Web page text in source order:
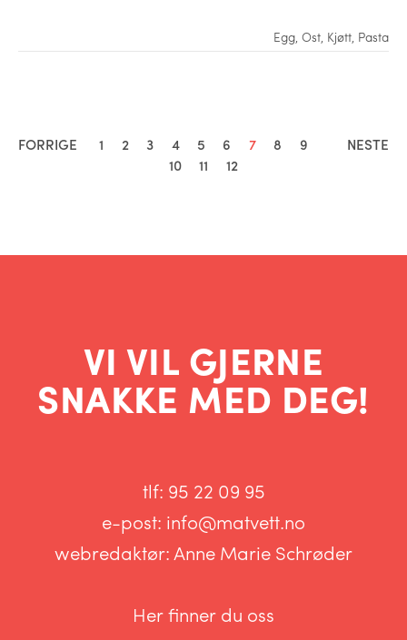
Egg Ost Kjøtt Pasta
FORRIGE 1 2 3 4 5 6 7 8
9
10
11 12
NESTE
VI VIL GJERNE
SNAKKE MED DEG!
tlf: 95 22 09 95
e-post: info@matvett.no
webredaktør:Anne Marie Schrøder
Her finner du oss